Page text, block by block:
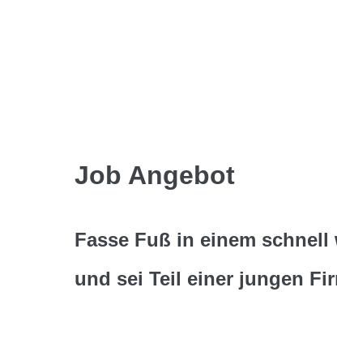
Job Angebot
Fasse Fuß in einem
und sei Teil einer jungen